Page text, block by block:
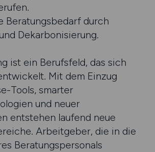
Beratungsbedarf durch
Dekarbonisierung.
ist ein Berufsfeld, das sich
Mit dem Einzug
Tools, smarter
und neuer
entstehen laufend neue
Arbeitgeber, die in die
Beratungspersonals